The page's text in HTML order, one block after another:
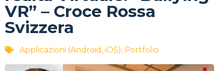
VR” – Croce Rossa
Svizzera
Applicazioni (Android, iOS), Portfolio